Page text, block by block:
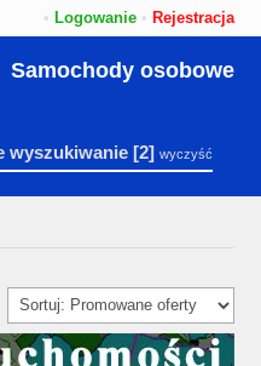
• Logowanie • Rejestracja
Samochody osobowe
wyszukiwanie[2] wyczyść